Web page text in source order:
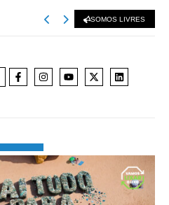
SOMOS LIVRES